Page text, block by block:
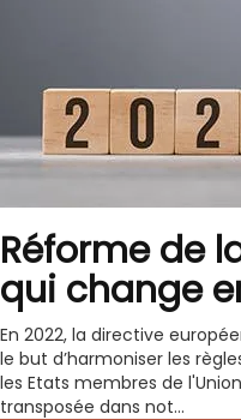
Réforme de
qui change
En 2022, la directive
le but d’harmoniser les
les Etats membres de
transposée dans not...